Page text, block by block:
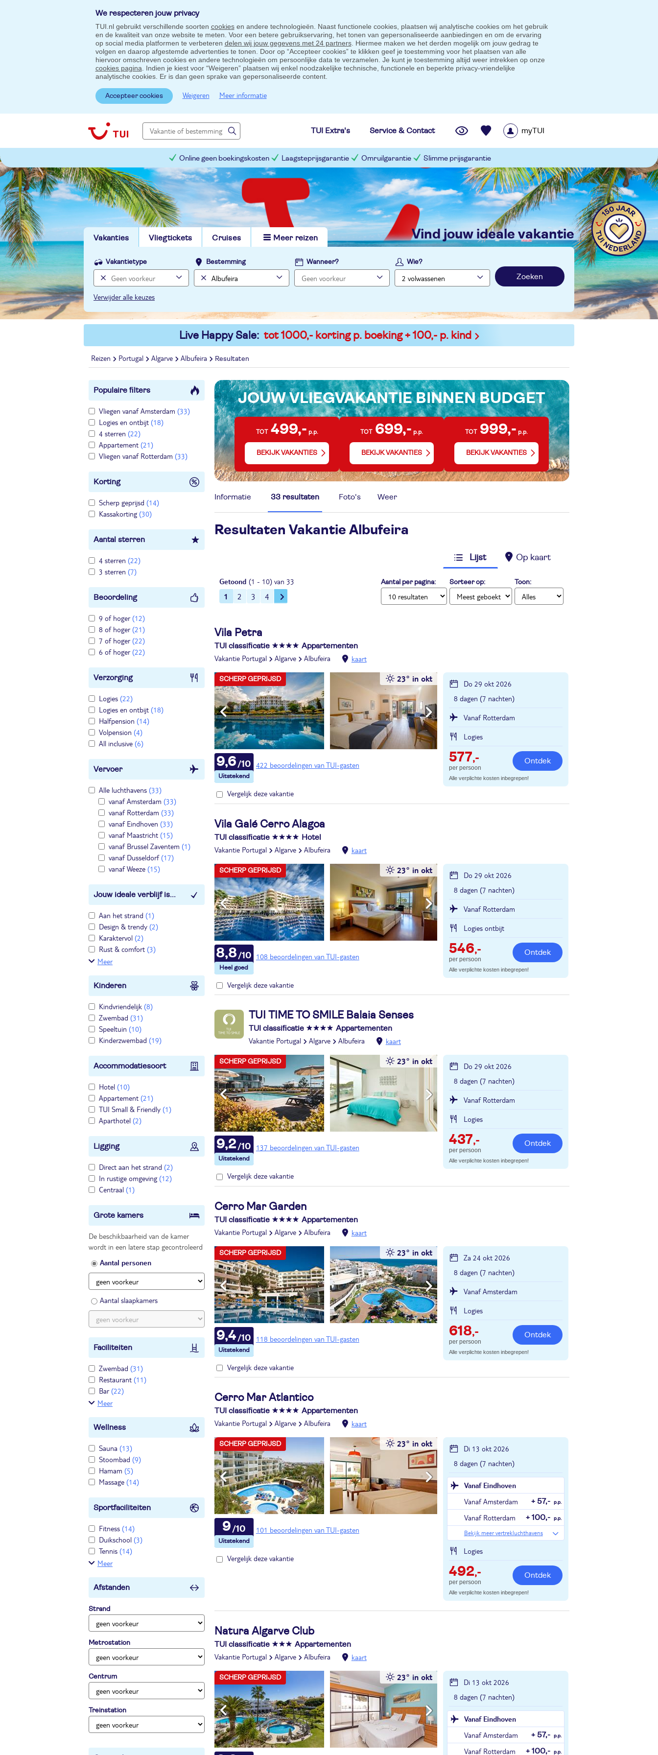
We respecteren jouw privacy
TUI.nl gebruikt verschillende soorten cookiesen andere technologieën. Naast functionele cookies, plaatsen wij analytische cookies om het gebruik
en de kwaliteit van onze website te meten. Voor een betere gebruikservaring, het tonen van gepersonaliseerde aanbiedingen en om de ervaring
op social media platformen te verbeteren delen wij jouw gegevens met 24 partners. Hiermee maken we het derden mogelijk om jouw gedrag te
volgen en daarop afgestemde advertenties te tonen. Door op “Accepteer cookies” te klikken geef je toestemming voor het plaatsen van alle
hiervoor omschreven cookies en andere technologieën om persoonlijke data te verzamelen. Je kunt je toestemming altijd weer intrekken op onze
cookies pagina . Indien je kiest voor “Weigeren” plaatsen wij enkel noodzakelijke technische, functionele en beperkte privacy-vriendelijke
analytische cookies. Er is dan geen sprake van gepersonaliseerde content.
Accepteer cookies Weigeren Meer informatie
TUI Extra's Service & Contact myTUI
Online geen boekingskosten Laagsteprijsgarantie Omruilgarantie Slimme prijsgarantie
Vakanties Vliegtickets Cruises Meer reizen vind jouw ideale vakantie
Vakantietype Bestemming Wanneer? Wie?
Zoeken
Verwijder alle keuzes
Live Happy Sale: tot 1000,- korting p. boeking + 100,- p. kind
Reizen Portugal Algarve Albufeira Resultaten
Populaire filters
Vliegen vanaf Amsterdam (33)
Logies en ontbijt (18)
4 sterren (22)
Appartement (21)
Vliegen vanaf Rotterdam (33)
Korting
Scherp geprijsd (14)
Kassakorting (30)
Aantal sterren
4 sterren (22)
3 sterren (7)
Beoordeling
9 of hoger(12)
8 of hoger(21)
7 of hoger(22)
6 of hoger(22)
Verzorging
Logies (22)
Logies en ontbijt (18)
Halfpension (14)
Volpension (4)
All inclusive (6)
Vervoer
Alle luchthavens (33)
vanaf Amsterdam (33)
vanaf Rotterdam (33)
vanaf Eindhoven (33)
vanaf Maastricht (15)
vanaf Brussel Zaventem (1)
vanaf Dusseldorf(17)
vanaf Weeze (15)
Jouw ideale verblijf is...
Aan het strand (1)
Design & trendy (2)
Karaktervol (2)
Rust & comfort (3)
Meer
Kinderen
Kindvriendelijk (8)
Zwembad (31)
Speeltuin (10)
Kinderzwembad (19)
Accommodatiesoort
Hotel (10)
Appartement (21)
TUI Small & Friendly (1)
Aparthotel (2)
Ligging
Direct aan het strand (2)
In rustige omgeving (12)
Centraal (1)
Grote kamers
De beschikbaarheid van de kamer
wordt in een latere stap gecontroleerd
Aantal personen
Aantal slaapkamers
Faciliteiten
Zwembad (31)
Restaurant (11)
Bar(22)
Meer
Wellness
Sauna (13)
Stoombad (9)
Hamam (5)
Massage (14)
Sportfaciliteiten
Fitness (14)
Duikschool (3)
Tennis (14)
Meer
Afstanden
Strand
Metrostation
Centrum
Treinstation
JOUW VLIEGVAKANTIE BINNEN BUDGET
TOT 499,- p.p.
BEKIJK VAKANTIES
TOT 699,- p.p.
BEKIJK VAKANTIES
TOT 999,- p.p.
BEKIJK VAKANTIES
Informatie 33 resultaten Foto's Weer
Resultaten Vakantie Albufeira
Lijst Op kaart
Getoond (1 - 10) van 33
1 2 3 4
Aantal per pagina: Sorteer op: Toon:
Vila Petra
TUI classificatie Appartementen
Vakantie Portugal Algarve Albufeira kaart
23° in okt
SCHERP GEPRIJSD
422 beoordelingen van TUI-gasten
9,6
Vergelijk deze vakantie
Do 29 okt 2026
8 dagen (7 nachten)
Vanaf Rotterdam
Logies
577,-
per persoon
Ontdek
Alle verplichte kosten inbegrepen!
Vila Galé Cerro Alagoa
TUI classificatie Hotel
Vakantie Portugal Algarve Albufeira kaart
23° in okt
SCHERP GEPRIJSD
108 beoordelingen van TUI-gasten
8,8
Vergelijk deze vakantie
Do 29 okt 2026
8 dagen (7 nachten)
Vanaf Rotterdam
Logies ontbijt
546,-
per persoon
Ontdek
Alle verplichte kosten inbegrepen!
TUI TIME TO SMILE Balaia Senses
TUI classificatie Appartementen
Vakantie Portugal Algarve Albufeira kaart
23° in okt
SCHERP GEPRIJSD
137 beoordelingen van TUI-gasten
9,2
Vergelijk deze vakantie
Do 29 okt 2026
8 dagen (7 nachten)
Vanaf Rotterdam
Logies
437,-
per persoon
Ontdek
Alle verplichte kosten inbegrepen!
Cerro Mar Garden
TUI classificatie Appartementen
Vakantie Portugal Algarve Albufeira kaart
23° in okt
SCHERP GEPRIJSD
118 beoordelingen van TUI-gasten
9,4
Vergelijk deze vakantie
Za 24 okt 2026
8 dagen (7 nachten)
Vanaf Amsterdam
Logies
618,-
per persoon
Ontdek
Alle verplichte kosten inbegrepen!
Cerro Mar Atlantico
TUI classificatie Appartementen
Vakantie Portugal Algarve Albufeira kaart
23° in okt
SCHERP GEPRIJSD
101 beoordelingen van TUI-gasten
9
Vergelijk deze vakantie
Di 13 okt 2026
8 dagen (7 nachten)
Vanaf Eindhoven
Vanaf Amsterdam
+ 57,- p.p.
Vanaf Rotterdam + 100,- p.p.
Bekijk meer vertrekluchthavens
Logies
492,-
per persoon
Ontdek
Alle verplichte kosten inbegrepen!
Natura Algarve Club
TUI classificatie Appartementen
Vakantie Portugal Algarve Albufeira kaart
23° in okt
SCHERP GEPRIJSD
Di 13 okt 2026
8 dagen (7 nachten)
Vanaf Eindhoven
Vanaf Amsterdam
+ 57,- p.p.
Vanaf Rotterdam + 100,- p.p.